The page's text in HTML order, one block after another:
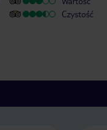
Czystość